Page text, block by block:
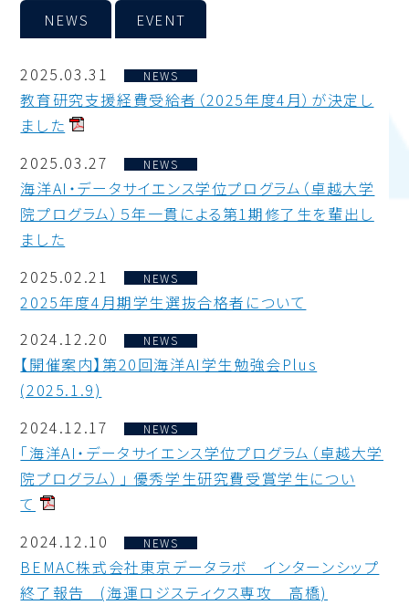
NEWS EVENT
2025.03.31 NEWS
教育研究支援経費受給者（2025年度4月）が決定し
ました
2025.03.27
NEWS
海洋AI・データサイエンス学位プログラム（卓越大学
院プログラム）５年一貫による第1期修了生を輩出し
ました
2025.02.21
NEWS
2025年度4月期学生選抜合格者について
2024.12.20
NEWS
【開催案内】第20回海洋AI学生勉強会Plus
(2025.1.9)
2024.12.17
NEWS
「海洋AI・データサイエンス学位プログラム（卓越大学
院プログラム）」 優秀学生研究費受賞学生につい
て
2024.12.10
NEWS
BEMAC株式会社東京データラボ インターンシップ
終了報告 (海運ロジスティクス専攻 高橋)